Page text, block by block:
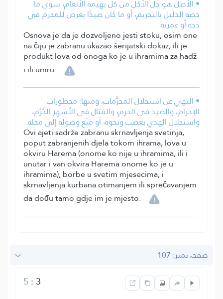
• الأصل هو حِلُّ الأكل من كل بهيمة الأنعام، سوى ما
خصه الدليل بالتحريم، أو ما كان صيدًا يعرض للمحرم في
حجه أو عمرته.
Osnova je da je dozvoljeno jesti stoku, osim one
na čiju je zabranu ukazao šerijatski dokaz, ili je
produkt lova od onoga ko je u ihramima za hadž
i ili umru.
• النهي عن استحلال المحرَّمات، ومنها: محظورات
الإحرام، والصيد في الحرم، والقتال في الأشهر الحُرُم،
واستحلال الهدي بغصب ونحوه، أو مَنْع وصوله إلى محله.
Ovi ajeti sadrže zabranu skrnavljenja svetinja,
poput zabranjenih djela tokom ihrama, lova u
okviru Harema (onome ko nije u ihramima, ili i
unutar i van okvira Harema onome ko je u
ihramima), borbe u svetim mjesecima, i
skrnavljenja kurbana otimanjem ili sprečavanjem
da dođu tamo gdje im je mjesto.
صفحہ نمبر: 107
3
:
5